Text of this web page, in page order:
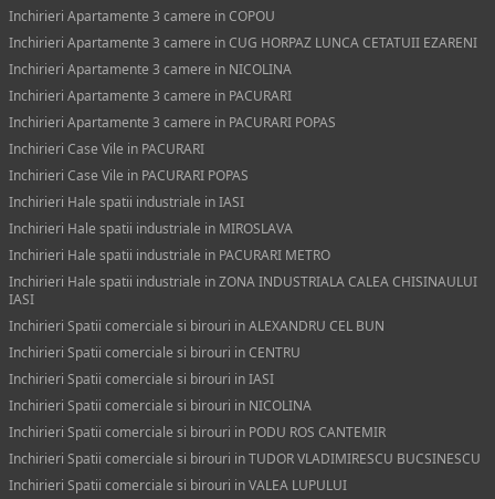
Inchirieri Apartamente 3 camere in COPOU
Inchirieri Apartamente 3 camere in CUG HORPAZ LUNCA CETATUII EZARENI
Inchirieri Apartamente 3 camere in NICOLINA
Inchirieri Apartamente 3 camere in PACURARI
Inchirieri Apartamente 3 camere in PACURARI POPAS
Inchirieri Case Vile in PACURARI
Inchirieri Case Vile in PACURARI POPAS
Inchirieri Hale spatii industriale in IASI
Inchirieri Hale spatii industriale in MIROSLAVA
Inchirieri Hale spatii industriale in PACURARI METRO
Inchirieri Hale spatii industriale in ZONA INDUSTRIALA CALEA CHISINAULUI
IASI
Inchirieri Spatii comerciale si birouri in ALEXANDRU CEL BUN
Inchirieri Spatii comerciale si birouri in CENTRU
Inchirieri Spatii comerciale si birouri in IASI
Inchirieri Spatii comerciale si birouri in NICOLINA
Inchirieri Spatii comerciale si birouri in PODU ROS CANTEMIR
Inchirieri Spatii comerciale si birouri in TUDOR VLADIMIRESCU BUCSINESCU
Inchirieri Spatii comerciale si birouri in VALEA LUPULUI